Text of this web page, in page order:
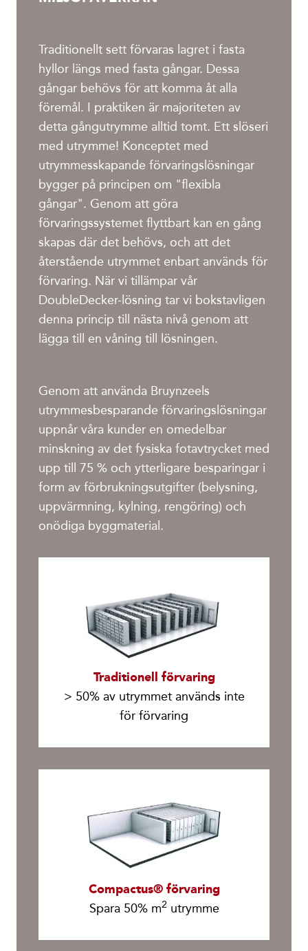
Traditionellt sett förvaras lagret i fasta
hyllor längs med fasta gångar. Dessa
gångar behövs för att komma åt alla
föremål. I praktiken är majoriteten av
detta gångutrymme alltid tomt. Ett slöseri
med utrymme! Konceptet med
utrymmesskapande förvaringslösningar
bygger på principen om "flexibla
gångar". Genom att göra
förvaringssystemet flyttbart kan en gång
skapas där det behövs, och att det
återstående utrymmet enbart används för
förvaring. När vi tillämpar vår
DoubleDecker-lösning tar vi bokstavligen
denna princip till nästa nivå genom att
lägga till en våning till lösningen.
Genom att använda Bruynzeels
utrymmesbesparande förvaringslösningar
uppnår våra kunder en omedelbar
minskning av det fysiska fotavtrycket med
upp till 75 % och ytterligare besparingar i
form av förbrukningsutgifter (belysning,
uppvärmning, kylning, rengöring) och
onödiga byggmaterial.
Traditionell förvaring
> 50% av utrymmet används inte
för förvaring
Compactus® förvaring
Spara 50% m2 utrymme